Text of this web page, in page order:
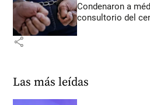
Condenaron a
consultorio del
share
Las más leídas